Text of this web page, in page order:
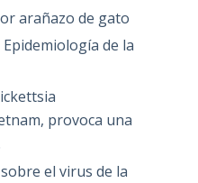
arañazo de gato
Epidemiología de la
provoca una
el virus de la